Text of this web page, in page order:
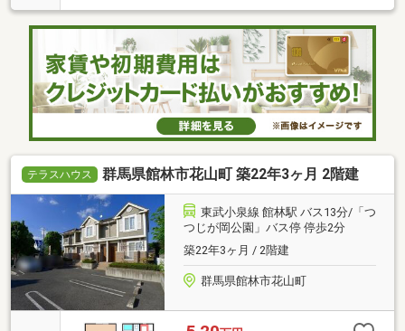
テラスハウス 群馬県館林市花山町 築22年3ヶ月 2階建
東武小泉線 館林駅 バス13分/「つ
つじが岡公園」バス停 停歩2分
築22年3ヶ月 / 2階建
群馬県館林市花山町